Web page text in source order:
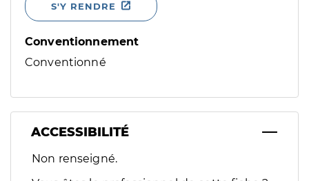
S'Y RENDRE
Conventionnement
Conventionné
ACCESSIBILITÉ
Filtres
Sélectionnez un ou plusieurs handicaps/besoins
Non renseigné.